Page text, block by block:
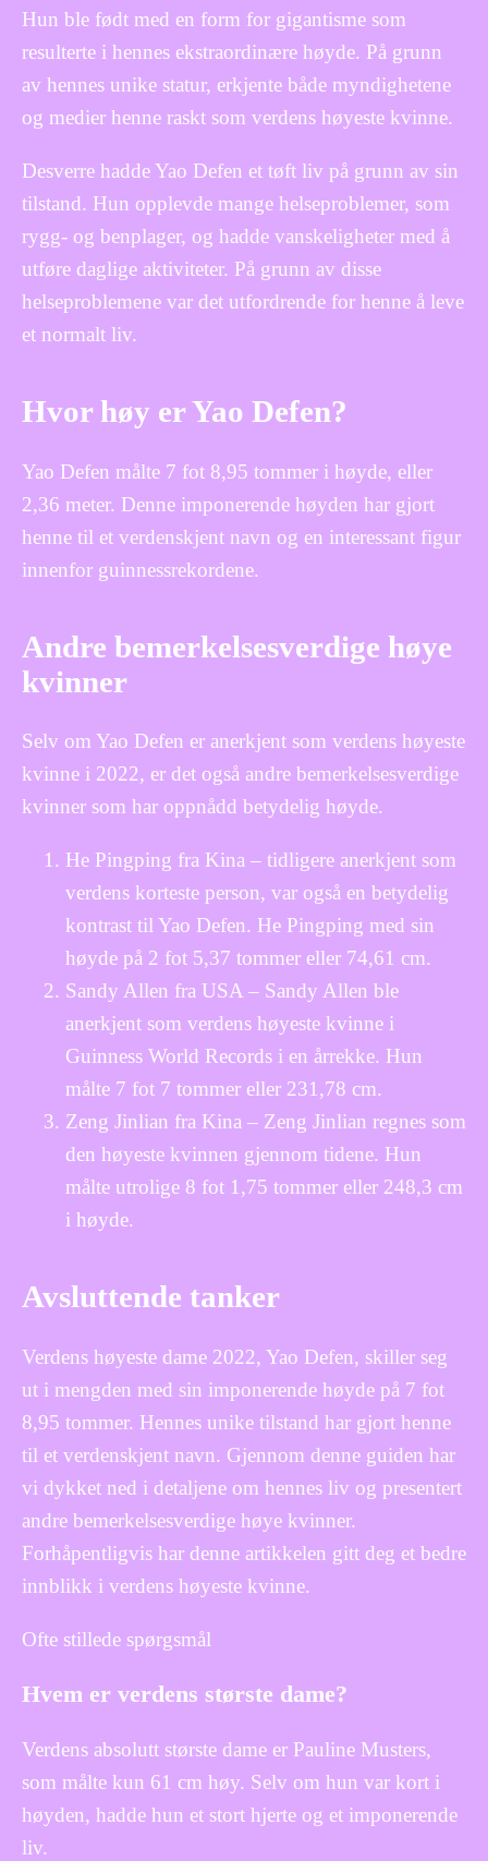
Hun ble født med en form for gigantisme som
resulterte i hennes ekstraordinære høyde. På grunn
av hennes unike statur, erkjente både myndighetene
og medier henne raskt som verdens høyeste kvinne.
Desverre hadde Yao Defen et tøft liv på grunn av sin
tilstand. Hun opplevde mange helseproblemer, som
rygg- og benplager, og hadde vanskeligheter med å
utføre daglige aktiviteter. På grunn av disse
helseproblemene var det utfordrende for henne å leve
et normalt liv.
Hvor høy er Yao Defen?
Yao Defen målte 7 fot 8,95 tommer i høyde, eller
2,36 meter. Denne imponerende høyden har gjort
henne til et verdenskjent navn og en interessant figur
innenfor guinnessrekordene.
Andre bemerkelsesverdige høye
kvinner
Selv om Yao Defen er anerkjent som verdens høyeste
kvinne i 2022, er det også andre bemerkelsesverdige
kvinner som har oppnådd betydelig høyde.
He Pingping fra Kina – tidligere anerkjent som
verdens korteste person, var også en betydelig
kontrast til Yao Defen. He Pingping med sin
høyde på 2 fot 5,37 tommer eller 74,61 cm.
Sandy Allen fra USA – Sandy Allen ble
anerkjent som verdens høyeste kvinne i
Guinness World Records i en årrekke. Hun
målte 7 fot 7 tommer eller 231,78 cm.
Zeng Jinlian fra Kina – Zeng Jinlian regnes som
den høyeste kvinnen gjennom tidene. Hun
målte utrolige 8 fot 1,75 tommer eller 248,3 cm
i høyde.
Avsluttende tanker
Verdens høyeste dame 2022, Yao Defen, skiller seg
ut i mengden med sin imponerende høyde på 7 fot
8,95 tommer. Hennes unike tilstand har gjort henne
til et verdenskjent navn. Gjennom denne guiden har
vi dykket ned i detaljene om hennes liv og presentert
andre bemerkelsesverdige høye kvinner.
Forhåpentligvis har denne artikkelen gitt deg et bedre
innblikk i verdens høyeste kvinne.
Ofte stillede spørgsmål
Hvem er verdens største dame?
Verdens absolutt største dame er Pauline Musters,
som målte kun 61 cm høy. Selv om hun var kort i
høyden, hadde hun et stort hjerte og et imponerende
liv.